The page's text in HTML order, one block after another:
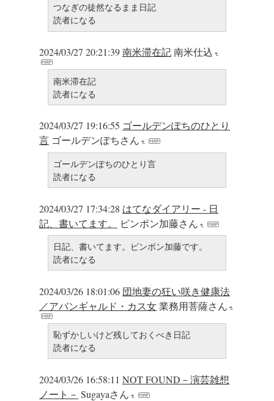
つなぎの徒然なるまま日記
読者になる
2024/03/27 20:21:39南米滞在記南米仕込
南米滞在記
読者になる
2024/03/27 19:16:55 ゴールデンぽちのひとり
言 ゴールデンぽちさん
ゴールデンぽちのひとり言
読者になる
2024/03/27 17:34:28 はてなダイアリー - 日
記、書いてます。
ピンポン加藤さん
日記、書いてます。ピンポン加藤です。
読者になる
2024/03/26 18:01:06 団地妻の狂い咲き健康法
／アバンギャルド・カス女業務用菩薩さん
恥ずかしいけど残しておくべき日記
読者になる
2024/03/26 16:58:11 NOT FOUND－演芸雑想
ノート－ Sugayaさん